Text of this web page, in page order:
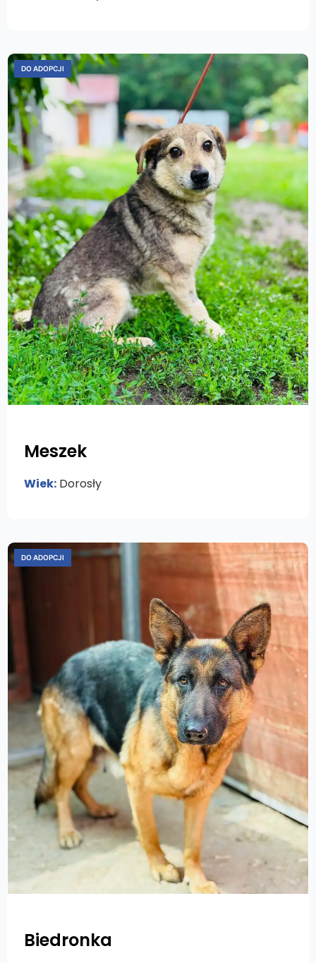
DO ADOPCJI
Meszek
Wiek: Dorosły
DO ADOPCJI
Biedronka